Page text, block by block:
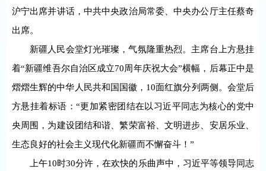
沪宁出席并讲话，中共中央政治局常委、中央办公厅主任蔡奇
出席。
新疆人民会堂灯光璀璨，气氛隆重热烈。主席台上方悬挂
着“新疆维吾尔自治区成立70周年庆祝大会”横幅，后幕正中是
熠熠生辉的中华人民共和国国徽，10面红旗分列两侧。会堂后
方悬挂着标语：“更加紧密团结在以习近平同志为核心的党中
央周围，为建设团结和谐、繁荣富裕、文明进步、安居乐业、
生态良好的社会主义现代化新疆而不懈奋斗！”
上午10时30分许，在欢快的乐曲声中，习近平等领导同志